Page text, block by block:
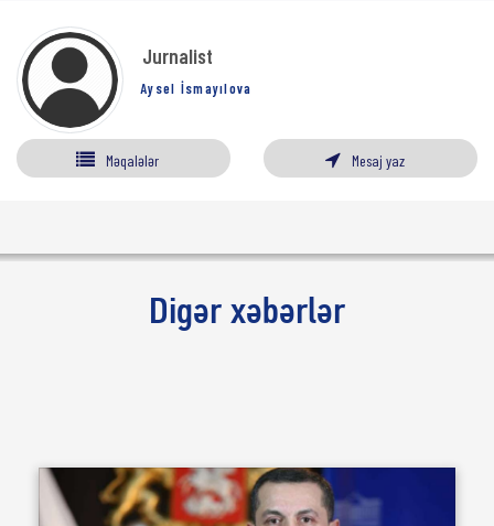
Jurnalist
Aysel İsmayılova
Məqalələr Mesaj yaz
Digər xəbərlər